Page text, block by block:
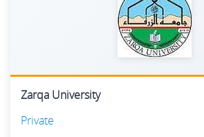
Zarqa University
Private